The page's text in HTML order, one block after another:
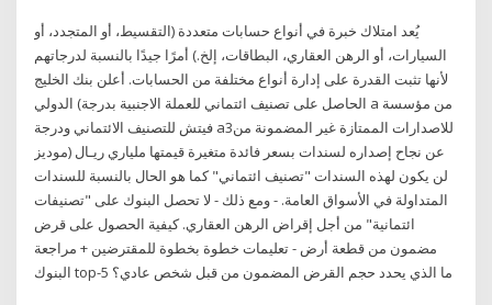
يُعد امتلاك خبرة في أنواع حسابات متعددة (التقسيط، أو المتجدد، أو
السيارات، أو الرهن العقاري، البطاقات، إلخ.) أمرًا جيدًا بالنسبة لدرجاتهم
لأنها تثبت القدرة على إدارة أنواع مختلفة من الحسابات. أعلن بنك الخليج
الدولي (الحاصل على تصنيف ائتماني للعملة الاجنبية بدرجة a من مؤسسة
فيتش للتصنيف الائتماني ودرجة a3للاصدارات الممتازة غير المضمونة من
موديز) عن نجاح إصداره لسندات بسعر فائدة متغيرة قيمتها ملياري ريـال
لن يكون لهذه السندات "تصنيف ائتماني" كما هو الحال بالنسبة للسندات
المتداولة في الأسواق العامة. - ومع ذلك - لا تحصل البنوك على "تصنيفات
ائتمانية" من أجل إقراض الرهن العقاري. كيفية الحصول على قرض
مضمون من قطعة أرض - تعليمات خطوة بخطوة للمقترضين + مراجعة
البنوك top-5 ما الذي يحدد حجم القرض المضمون من قبل شخص عادي؟